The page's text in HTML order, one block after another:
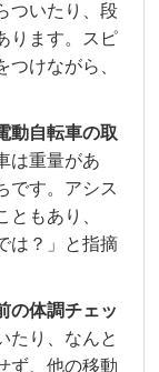
ついたり、段
ります。スピ
けながら、
動自転車の取
は重量があ
です。アシス
ともあり、
は？」と指摘
の体調チェッ
たり、なんと
ず、他の移動